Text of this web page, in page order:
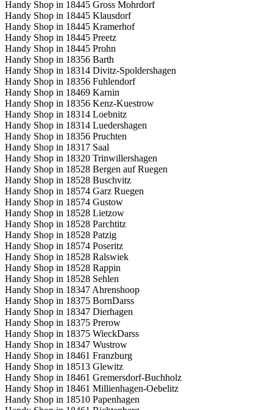
Handy Shop in 18445 Gross Mohrdorf
Handy Shop in 18445 Klausdorf
Handy Shop in 18445 Kramerhof
Handy Shop in 18445 Preetz
Handy Shop in 18445 Prohn
Handy Shop in 18356 Barth
Handy Shop in 18314 Divitz-Spoldershagen
Handy Shop in 18356 Fuhlendorf
Handy Shop in 18469 Karnin
Handy Shop in 18356 Kenz-Kuestrow
Handy Shop in 18314 Loebnitz
Handy Shop in 18314 Luedershagen
Handy Shop in 18356 Pruchten
Handy Shop in 18317 Saal
Handy Shop in 18320 Trinwillershagen
Handy Shop in 18528 Bergen auf Ruegen
Handy Shop in 18528 Buschvitz
Handy Shop in 18574 Garz Ruegen
Handy Shop in 18574 Gustow
Handy Shop in 18528 Lietzow
Handy Shop in 18528 Parchtitz
Handy Shop in 18528 Patzig
Handy Shop in 18574 Poseritz
Handy Shop in 18528 Ralswiek
Handy Shop in 18528 Rappin
Handy Shop in 18528 Sehlen
Handy Shop in 18347 Ahrenshoop
Handy Shop in 18375 BornDarss
Handy Shop in 18347 Dierhagen
Handy Shop in 18375 Prerow
Handy Shop in 18375 WieckDarss
Handy Shop in 18347 Wustrow
Handy Shop in 18461 Franzburg
Handy Shop in 18513 Glewitz
Handy Shop in 18461 Gremersdorf-Buchholz
Handy Shop in 18461 Millienhagen-Oebelitz
Handy Shop in 18510 Papenhagen